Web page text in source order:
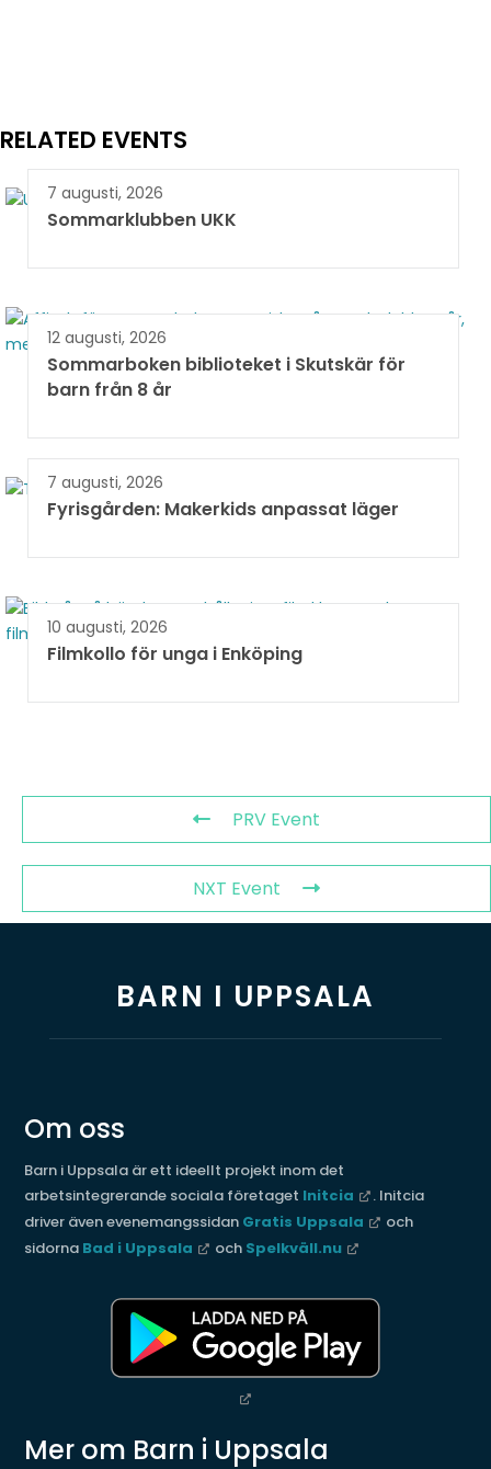
RELATED EVENTS
7 augusti, 2026
Sommarklubben UKK
12 augusti, 2026
Sommarboken biblioteket i Skutskär för
barn från 8 år
7 augusti, 2026
Fyrisgården: Makerkids anpassat läger
10 augusti, 2026
Filmkollo för unga i Enköping
PRV Event
NXT Event
BARN I UPPSALA
Om oss
Barn i Uppsala är ett ideellt projekt inom det
arbetsintegrerande sociala företaget Initcia
. Initcia
driver även evenemangssidan Gratis Uppsala
och
sidorna Bad i Uppsala och Spelkväll.nu
Mer om Barn i Uppsala